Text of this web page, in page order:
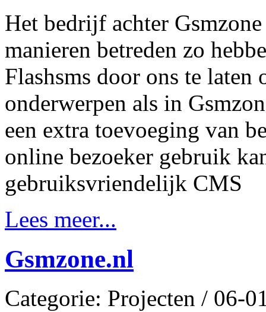
Het bedrijf achter
manieren betreden zo
Flashsms door ons te
onderwerpen als in
een extra toevoeging van
online bezoeker gebruik
gebruiksvriendelijk CMS
Lees meer...
Gsmzone.nl
Categorie: Projecten / 06-